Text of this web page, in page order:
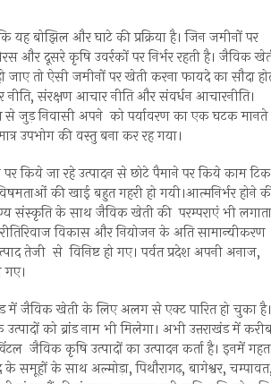
बोझिल और घाटे की प्रक्रिया है। जिन जमीनों पर
और दूसरे कृषि उवर्रकों पर निर्भर रहती है। जैविक
तो ऐसी जमीनों पर खेती करना फायदे का सौदा
संरक्षण आचार नीति और संवर्धन आचारनीति।
जुड़ निवासी अपने को पर्यावरण का एक घटक मानते
उपभोग की वस्तु बना कर रह गया।
किये जा रहे उत्पादन से छोटे पैमाने पर किये काम टिक
की खाई बहुत गहरी हो गयी।आत्मनिर्भर होने
संस्कृति के साथ जैविक खेती की परम्पराएं भी
विकास और नियोजन के अति सामान्यीकरण
तेजी से विनिष्ट हो गए। पर्वत प्रदेश अपनी अनाज,
में जैविक खेती के लिए अलग से एक्ट पारित हो चुका है।
को ब्रांड नाम भी मिलेगा। अभी उत्तराखंड में
जैविक कृषि उत्पादों का उत्पादन कर्ता है। इनमें
के साथ अल्मोड़ा, पिथौरागढ़, बागेश्वर, चम्पावत,